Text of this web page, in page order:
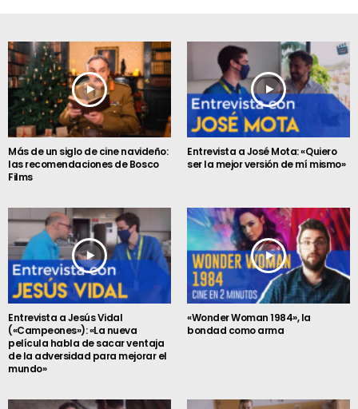
Más de un siglo de cine navideño:
las recomendaciones de Bosco
Films
Entrevista a José Mota: «Quiero
ser la mejor versión de mí mismo»
Entrevista a Jesús Vidal
(«Campeones»): «La nueva
película habla de sacar ventaja
de la adversidad para mejorar el
mundo»
«Wonder Woman 1984», la
bondad como arma